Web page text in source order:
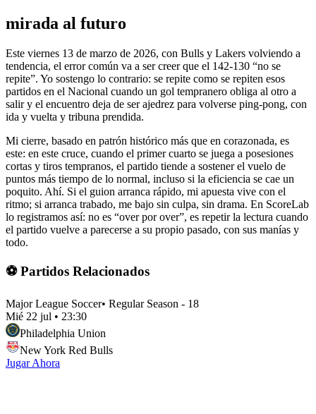
mirada al futuro
Este viernes 13 de marzo de 2026, con Bulls y Lakers volviendo a
tendencia, el error común va a ser creer que el 142-130 “no se
repite”. Yo sostengo lo contrario: se repite como se repiten esos
partidos en el Nacional cuando un gol tempranero obliga al otro a
salir y el encuentro deja de ser ajedrez para volverse ping-pong, con
ida y vuelta y tribuna prendida.
Mi cierre, basado en patrón histórico más que en corazonada, es
este: en este cruce, cuando el primer cuarto se juega a posesiones
cortas y tiros tempranos, el partido tiende a sostener el vuelo de
puntos más tiempo de lo normal, incluso si la eficiencia se cae un
poquito. Ahí. Si el guion arranca rápido, mi apuesta vive con el
ritmo; si arranca trabado, me bajo sin culpa, sin drama. En ScoreLab
lo registramos así: no es “over por over”, es repetir la lectura cuando
el partido vuelve a parecerse a su propio pasado, con sus manías y
todo.
⚽ Partidos Relacionados
Major League Soccer• Regular Season - 18
Mié 22 jul • 23:30
Philadelphia Union
New York Red Bulls
Jugar Ahora